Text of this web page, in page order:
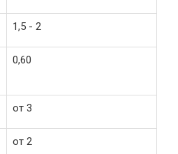
1,5 - 2
0,60
от 3
от 2